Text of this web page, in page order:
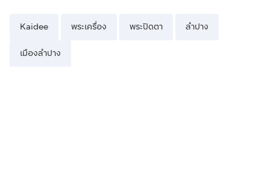
Kaidee พระเครื่อง พระปิดตา ลำปาง
เมืองลำปาง